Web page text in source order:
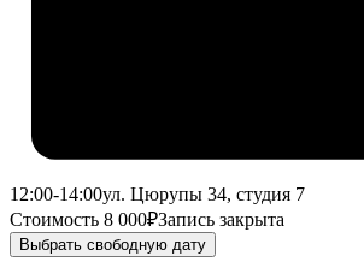
12:00-14:00ул. Цюрупы 34, студия 7
Стоимость 8 000₽Запись закрыта
Выбрать свободную дату